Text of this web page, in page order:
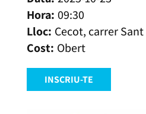
09:30
Cecot, carrer Sant
Obert
INSCRIU-TE